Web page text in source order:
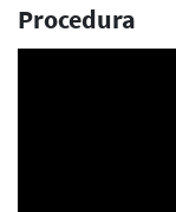
Procedura